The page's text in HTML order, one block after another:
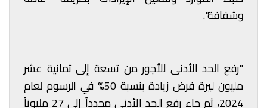
وشفافة".
"رفع الحد الأدنى للأجور من تسعة إلى ثمانية عشر
مليون ليرة فرض زيادة بنسبة 50% في الرسوم لعام
2024، ثم جاء رفع الحد الأدنى مجدداً إلى 27 مليوناً